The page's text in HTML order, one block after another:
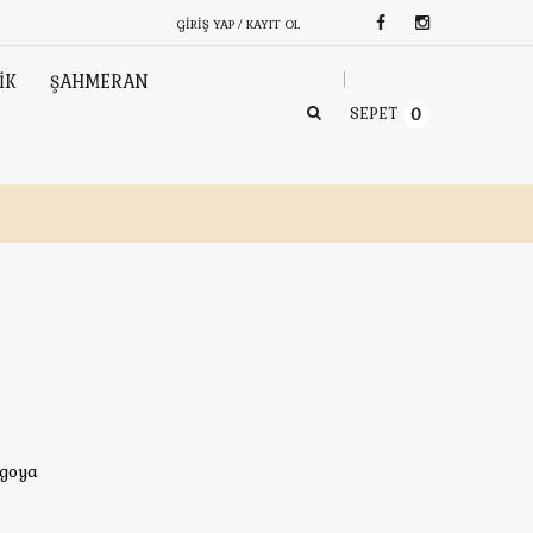
GIRIŞ YAP / KAYIT OL
ŞAHMERAN
SEPET 0